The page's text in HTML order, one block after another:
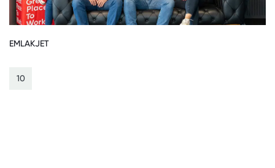
EMLAKJET
10